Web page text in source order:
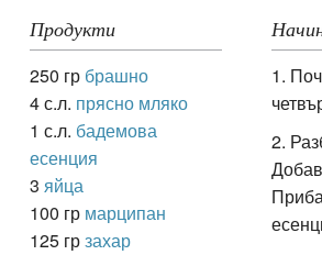
Продукти
250 гр брашно
4 с.л. прясно мляко
1 с.л. бадемова
есенция
3 яйца
100 гр марципан
125 грзахар
1.
2.